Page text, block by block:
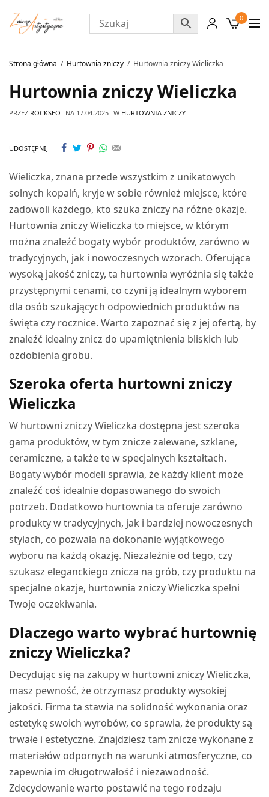
0
Strona główna Hurtownia zniczy Hurtownia zniczy Wieliczka
Hurtownia zniczy Wieliczka
PRZEZ ROCKSEO NA 17.04.2025 W HURTOWNIA ZNICZY
UDOSTĘPNIJ
Wieliczka, znana przede wszystkim z unikatowych
solnych kopalń, kryje w sobie również miejsce, które
zadowoli każdego, kto szuka zniczy na różne okazje.
Hurtownia zniczy Wieliczka to miejsce, w którym
można znaleźć bogaty wybór produktów, zarówno w
tradycyjnych, jak i nowoczesnych wzorach. Oferująca
wysoką jakość zniczy, ta hurtownia wyróżnia się także
przystępnymi cenami, co czyni ją idealnym wyborem
dla osób szukających odpowiednich produktów na
święta czy rocznice. Warto zapoznać się z jej ofertą, by
znaleźć idealny znicz do upamiętnienia bliskich lub
ozdobienia grobu.
Szeroka oferta hurtowni zniczy
Wieliczka
W hurtowni zniczy Wieliczka dostępna jest szeroka
gama produktów, w tym znicze zalewane, szklane,
ceramiczne, a także te w specjalnych kształtach.
Bogaty wybór modeli sprawia, że każdy klient może
znaleźć coś idealnie dopasowanego do swoich
potrzeb. Dodatkowo hurtownia ta oferuje zarówno
produkty w tradycyjnych, jak i bardziej nowoczesnych
stylach, co pozwala na dokonanie wyjątkowego
wyboru na każdą okazję. Niezależnie od tego, czy
szukasz eleganckiego znicza na grób, czy produktu na
specjalne okazje, hurtownia zniczy Wieliczka spełni
Twoje oczekiwania.
Dlaczego warto wybrać hurtownię
zniczy Wieliczka?
Decydując się na zakupy w hurtowni zniczy Wieliczka,
masz pewność, że otrzymasz produkty wysokiej
jakości. Firma ta stawia na solidność wykonania oraz
estetykę swoich wyrobów, co sprawia, że produkty są
trwałe i estetyczne. Znajdziesz tam znicze wykonane z
materiałów odpornych na warunki atmosferyczne, co
zapewnia im długotrwałość i niezawodność.
Zdecydowanie warto postawić na tego rodzaju